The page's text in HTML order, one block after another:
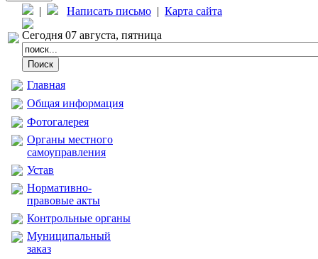
| Написать письмо | Карта сайта
Сегодня 07 августа, пятница
Главная
Общая информация
Фотогалерея
Органы местного
самоуправления
Устав
Нормативно-
правовые акты
Контрольные органы
Муниципальный
заказ